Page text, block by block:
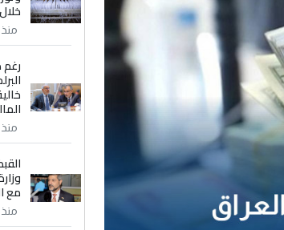
منذ 40 دقيقة
منذ 57 دقيقة
مع
منذ 59 دقيقة